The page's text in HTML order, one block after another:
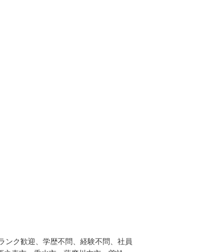
ンク歓迎、学歴不問、経験不問、社員